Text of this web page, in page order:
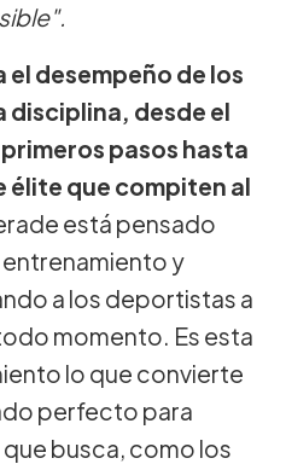
el desempeño de los
desde el
pasos hasta
élite que compiten al
está pensado
y
a los deportistas a
momento. Es esta
lo que convierte
perfecto para
busca, como los